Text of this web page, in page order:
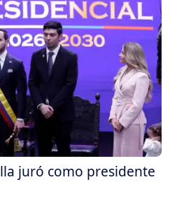
juró como presidente